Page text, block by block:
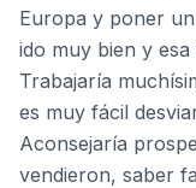
Europa y poner
ido muy bien y esa
Trabajaría
es muy fácil
Aconsejaría
vendieron, saber